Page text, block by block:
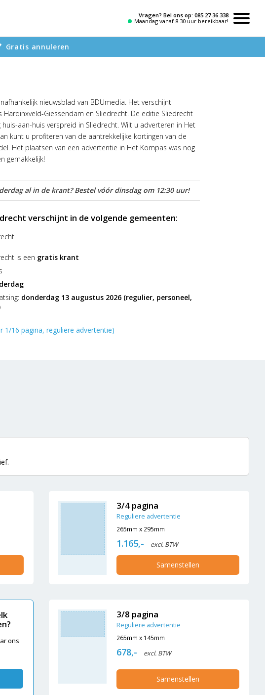
Vragen? Bel ons op:085 27 36 338
Maandag vanaf 8.30 uur bereikbaar!
Gratis annuleren
nieuwsblad van BDUmedia. Het verschijnt
Hardinxveld-Giessendam en Sliedrecht. De editie Sliedrecht
aan-huis verspreid in Sliedrecht. Wilt u adverteren in Het
kunt u profiteren van de aantrekkelijke kortingen van de
Het plaatsen van een advertentie in Het Kompas was nog
gemakkelijk!
al in de krant? Bestel vóór dinsdag om 12:30 uur!
verschijnt in de volgende gemeenten:
is een gratis krant
donderdag 13 augustus 2026 (regulier, personeel,
1/16 pagina, reguliere advertentie)
3/4 pagina
Reguliere advertentie
265mm x 295mm
1.165,- excl. BTW
Samenstellen
ons
3/8 pagina
Reguliere advertentie
265mm x 145mm
678,- excl. BTW
Samenstellen